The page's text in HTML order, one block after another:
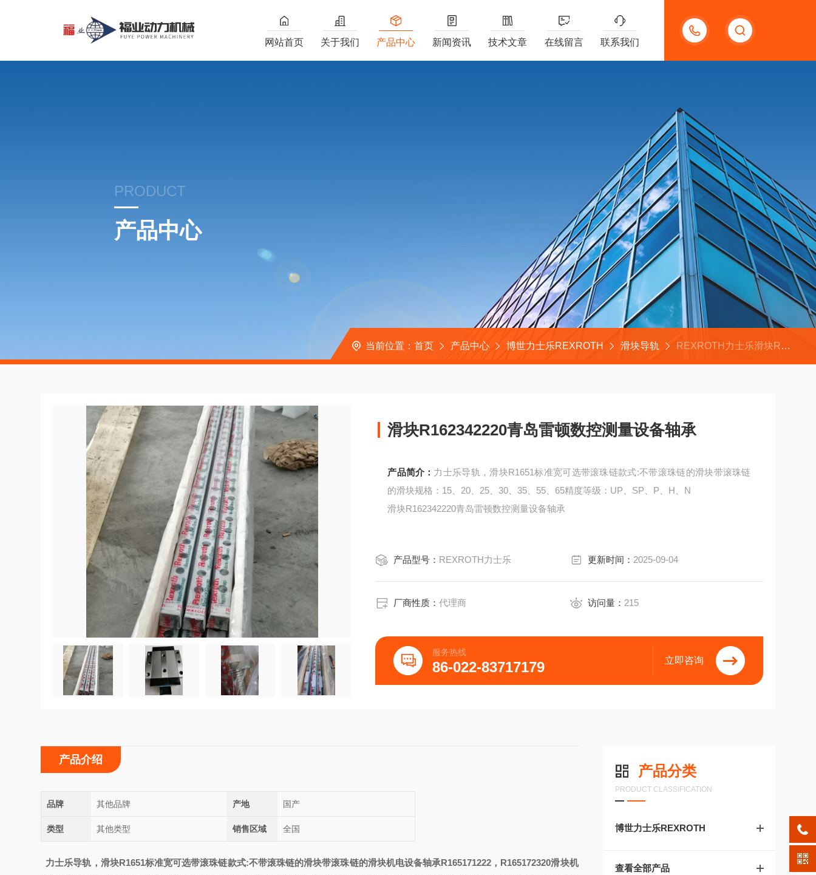
13132097161
网站首页 关于我们 产品中心 新闻资讯 技术文章 在线留言 联系我们
PRODUCT
产品中心
当前位置： 首页 产品中心 博世力士乐REXROTH 滑块导轨 REXROTH力士乐滑块R162342220青岛雷顿数控测量设备轴承
滑块R162342220青岛雷顿数控测量设备轴承
产品简介： 力士乐导轨，滑块R1651标准宽可选带滚珠链款式:不带滚珠链的滑块带滚珠链
的滑块规格：15、20、25、30、35、55、65精度等级：UP、SP、P、H、N
滑块R162342220青岛雷顿数控测量设备轴承
产品型号： REXROTH力士乐 更新时间： 2025-09-04
厂商性质：代理商 访问量： 215
服务热线
86-022-83717179 立即咨询
产品分类
PRODUCT CLASSIFICATION
博世力士乐REXROTH
查看全部产品
产品介绍
品牌 其他品牌 产地 国产
类型 其他类型 销售区域 全国
力士乐导轨，滑块R1651标准宽可选带滚珠链款式:不带滚珠链的滑块带滚珠链的滑块机电设备轴承R165171222，R165172320滑块机